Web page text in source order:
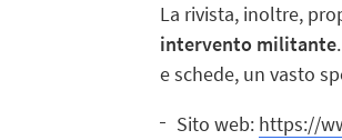
La rivista, inoltre,
intervento militante
e schede, un vasto
Sito web: https://